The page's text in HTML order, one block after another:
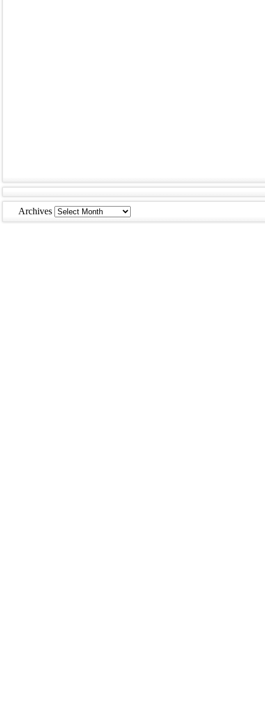
Archives Archives